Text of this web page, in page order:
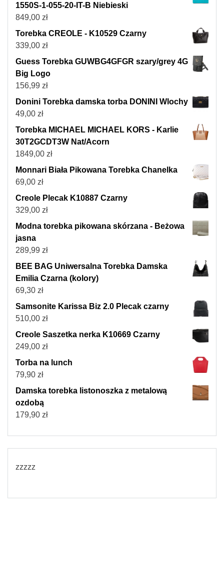
1550S-1-055-20-IT-B Niebieski
849,00 zł
Torebka CREOLE - K10529 Czarny
339,00 zł
Guess Torebka GUWBG4GFGR szary/grey 4G
Big Logo
156,99 zł
Donini Torebka damska torba DONINI Wlochy
49,00 zł
Torebka MICHAEL MICHAEL KORS - Karlie
30T2GCDT3W Nat/Acorn
1849,00 zł
Monnari Biała Pikowana Torebka Chanelka
69,00 zł
Creole Plecak K10887 Czarny
329,00 zł
Modna torebka pikowana skórzana - Beżowa
jasna
289,99 zł
BEE BAG Uniwersalna Torebka Damska
Emilia Czarna (kolory)
69,30 zł
Samsonite Karissa Biz 2.0 Plecak czarny
510,00 zł
Creole Saszetka nerka K10669 Czarny
249,00 zł
Torba na lunch
79,90 zł
Damska torebka listonoszka z metalową
ozdobą
179,90 zł
zzzzz